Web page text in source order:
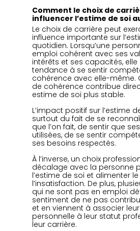
Comment le choix de
influencer l’estime de soi
Le choix de carrière peut
influence importante sur
quotidien. Lorsqu’une
emploi cohérent avec ses
intérêts et ses capacités,
tendance à se sentir
cohérence avec elle-même.
de cohérence contribue
estime de soi plus stable.
L’impact positif sur l’estime
surtout du fait de se
que l’on fait, de sentir que
utilisées, de se sentir
ses besoins respectés.
À l’inverse, un choix
décalage avec la personne
l’estime de soi et alimenter
l’insatisfaction. De plus,
qui ne sont pas en emploi
sentiment de ne pas
et en viennent à associer
personnelle à leur statut
leur carrière.